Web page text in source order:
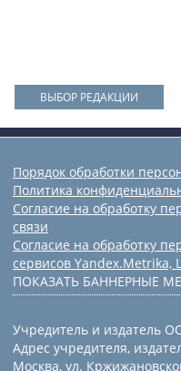
ВЫБОР РЕДАКЦИИ
Порядок обработки
Политика
Согласие на обработку
связи
Согласие на обработку
сервисов
ПОКАЗАТЬ БАННЕРНЫЕ
Учредитель и издатель
Адрес учредителя,
Москва, ул.